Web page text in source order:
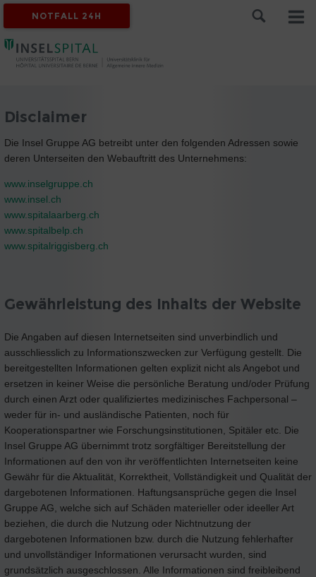
NOTFALL 24H
Disclaimer
Die Insel Gruppe AG betreibt unter den folgenden Adressen sowie
deren Unterseiten den Webauftritt des Unternehmens:
www.inselgruppe.ch
www.insel.ch
www.spitalaarberg.ch
www.spitalbelp.ch
www.spitalriggisberg.ch
Gewährleistung des Inhalts der Website
Die Angaben auf diesen Internetseiten sind unverbindlich und
ausschliesslich zu Informationszwecken zur Verfügung gestellt. Die
bereitgestellten Informationen gelten explizit nicht als Angebot und
ersetzen in keiner Weise die persönliche Beratung und/oder Prüfung
durch einen Arzt oder qualifiziertes medizinisches Fachpersonal –
weder für in- und ausländische Patienten, noch für
Kooperationspartner wie Forschungsinstitutionen, Spitäler etc. Die
Insel Gruppe AG übernimmt trotz sorgfältiger Bereitstellung der
Informationen auf den von ihr veröffentlichten Internetseiten keine
Gewähr für die Aktualität, Korrektheit, Vollständigkeit und Qualität der
dargebotenen Informationen. Haftungsansprüche gegen die Insel
Gruppe AG, welche sich auf Schäden materieller oder ideeller Art
beziehen, die durch die Nutzung oder Nichtnutzung der
dargebotenen Informationen bzw. durch die Nutzung fehlerhafter
und unvollständiger Informationen verursacht wurden, sind
grundsätzlich ausgeschlossen. Alle Informationen sind freibleibend